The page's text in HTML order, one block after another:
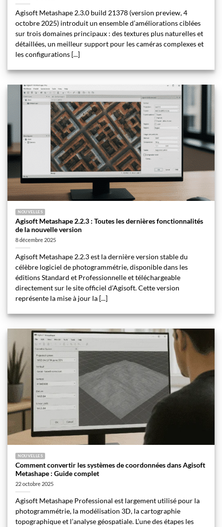
Agisoft Metashape 2.3.0 build 21378 (version preview, 4
octobre 2025) introduit un ensemble d’améliorations ciblées
sur trois domaines principaux : des textures plus naturelles et
détaillées, un meilleur support pour les caméras complexes et
les configurations [...]
NOUVELLES
Agisoft Metashape 2.2.3 : Toutes les dernières fonctionnalités
de la nouvelle version
8 décembre 2025
Agisoft Metashape 2.2.3 est la dernière version stable du
célèbre logiciel de photogrammétrie, disponible dans les
éditions Standard et Professionnelle et téléchargeable
directement sur le site officiel d’Agisoft. Cette version
représente la mise à jour la [...]
NOUVELLES
Comment convertir les systèmes de coordonnées dans Agisoft
Metashape : Guide complet
22 octobre 2025
Agisoft Metashape Professional est largement utilisé pour la
photogrammétrie, la modélisation 3D, la cartographie
topographique et l’analyse géospatiale. L’une des étapes les